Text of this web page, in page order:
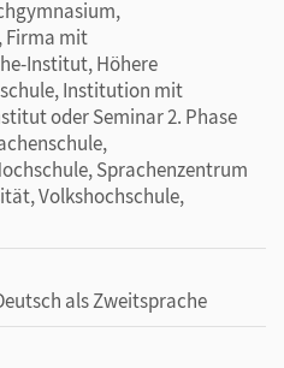
Firma mit
Institut, Höhere
Institution mit
oder Seminar 2. Phase
Sprachenzentrum
Volkshochschule,
als Zweitsprache